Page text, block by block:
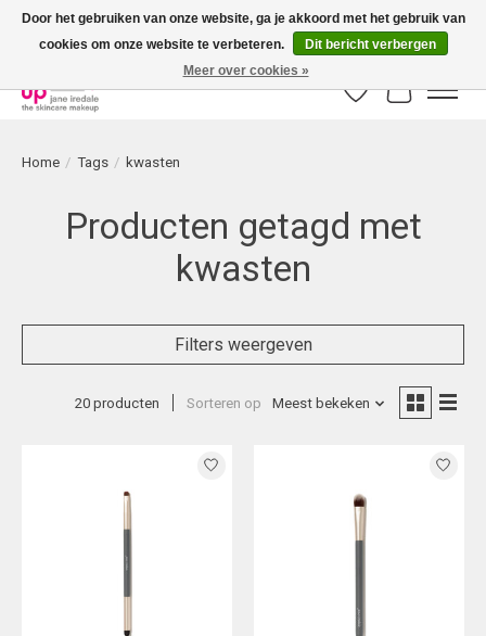
Bestellingen boven € 50,00 worden altijd gratis verzonden!
Verlanglijst
Home / Tags / kwasten
Producten getagd met
kwasten
Filters weergeven
20 producten Sorteren op Meest bekeken
Door het gebruiken van onze website, ga je akkoord met het gebruik van
cookies om onze website te verbeteren.
Dit bericht verbergen
Meer over cookies »